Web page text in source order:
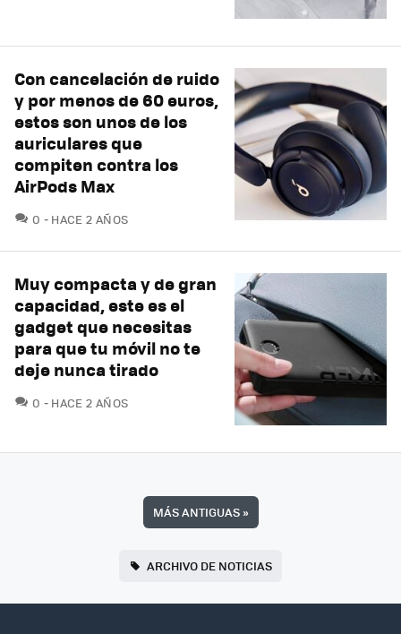
Con cancelación de ruido
y por menos de 60 euros,
estos son unos de los
auriculares que
compiten contra los
AirPods Max
0 COMENTARIOS
HACE 2 AÑOS
Muy compacta y de gran
capacidad, este es el
gadget que necesitas
para que tu móvil no te
deje nunca tirado
0 COMENTARIOS
HACE 2 AÑOS
MÁS ANTIGUAS»
ARCHIVO DE NOTICIAS